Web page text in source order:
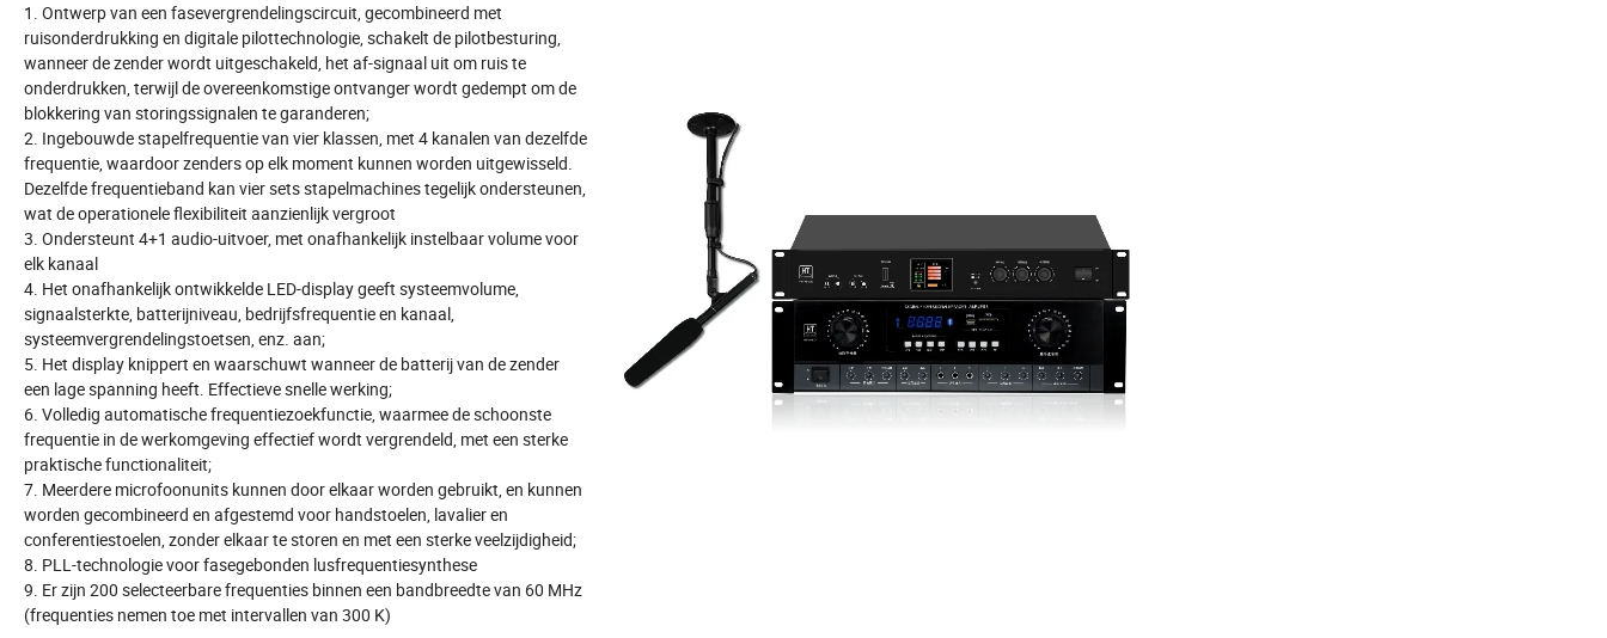
1. Ontwerp van een fasevergrendelingscircuit, gecombineerd met
ruisonderdrukking en digitale pilottechnologie, schakelt de pilotbesturing,
wanneer de zender wordt uitgeschakeld, het af-signaal uit om ruis te
onderdrukken, terwijl de overeenkomstige ontvanger wordt gedempt om de
blokkering van storingssignalen te garanderen;
2. Ingebouwde stapelfrequentie van vier klassen, met 4 kanalen van dezelfde
frequentie, waardoor zenders op elk moment kunnen worden uitgewisseld.
Dezelfde frequentieband kan vier sets stapelmachines tegelijk ondersteunen,
wat de operationele flexibiliteit aanzienlijk vergroot
3. Ondersteunt 4+1 audio-uitvoer, met onafhankelijk instelbaar volume voor
elk kanaal
4. Het onafhankelijk ontwikkelde LED-display geeft systeemvolume,
signaalsterkte, batterijniveau, bedrijfsfrequentie en kanaal,
systeemvergrendelingstoetsen, enz. aan;
5. Het display knippert en waarschuwt wanneer de batterij van de zender
een lage spanning heeft. Effectieve snelle werking;
6. Volledig automatische frequentiezoekfunctie, waarmee de schoonste
frequentie in de werkomgeving effectief wordt vergrendeld, met een sterke
praktische functionaliteit;
7. Meerdere microfoonunits kunnen door elkaar worden gebruikt, en kunnen
worden gecombineerd en afgestemd voor handstoelen, lavalier en
conferentiestoelen, zonder elkaar te storen en met een sterke veelzijdigheid;
8. PLL-technologie voor fasegebonden lusfrequentiesynthese
9. Er zijn 200 selecteerbare frequenties binnen een bandbreedte van 60 MHz
(frequenties nemen toe met intervallen van 300 K)